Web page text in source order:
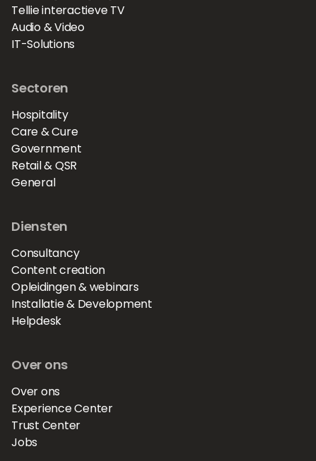
Tellie interactieve TV
Audio & Video
IT-Solutions
Sectoren
Hospitality
Care & Cure
Government
Retail & QSR
General
Diensten
Consultancy
Content creation
Opleidingen & webinars
Installatie & Development
Helpdesk
Over ons
Over ons
Experience Center
Trust Center
Jobs